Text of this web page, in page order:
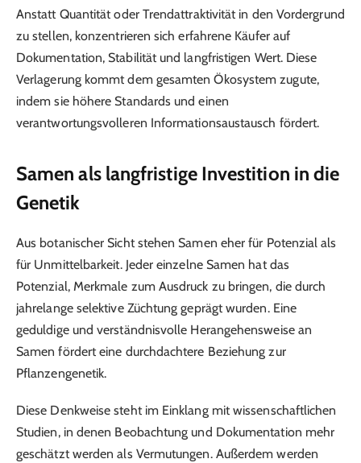
Anstatt Quantität oder Trendattraktivität in den Vordergrund
zu stellen, konzentrieren sich erfahrene Käufer auf
Dokumentation, Stabilität und langfristigen Wert. Diese
Verlagerung kommt dem gesamten Ökosystem zugute,
indem sie höhere Standards und einen
verantwortungsvolleren Informationsaustausch fördert.
Samen als langfristige Investition in die
Genetik
Aus botanischer Sicht stehen Samen eher für Potenzial als
für Unmittelbarkeit. Jeder einzelne Samen hat das
Potenzial, Merkmale zum Ausdruck zu bringen, die durch
jahrelange selektive Züchtung geprägt wurden. Eine
geduldige und verständnisvolle Herangehensweise an
Samen fördert eine durchdachtere Beziehung zur
Pflanzengenetik.
Diese Denkweise steht im Einklang mit wissenschaftlichen
Studien, in denen Beobachtung und Dokumentation mehr
geschätzt werden als Vermutungen. Außerdem werden